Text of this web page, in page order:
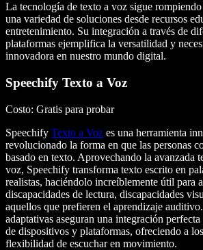
La tecnología de texto a voz sigue
una variedad de soluciones desde recursos
entretenimiento. Su integración a través de
plataformas ejemplifica la versatilidad y
innovadora en nuestro mundo digital.
Speechify Texto a Voz
Costo: Gratis para probar
Speechify Texto a Voz es una herramienta
revolucionado la forma en que las personas
basado en texto. Aprovechando la avanzada
voz, Speechify transforma texto escrito en
realistas, haciéndolo increíblemente útil para
discapacidades de lectura, discapacidades
aquellos que prefieren el aprendizaje
adaptativas aseguran una integración
de dispositivos y plataformas, ofreciendo a
flexibilidad de escuchar en movimiento.